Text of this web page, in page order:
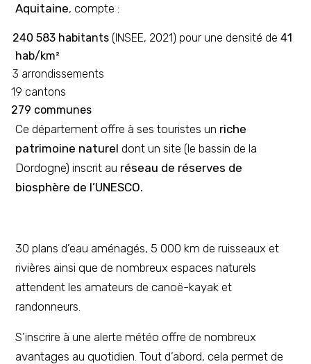
Aquitaine, compte :
240 583 habitants (INSEE, 2021) pour une densité de 41
hab/km²
3 arrondissements
19 cantons
279 communes
Ce département offre à ses touristes un riche
patrimoine naturel dont un site (le bassin de la
Dordogne) inscrit au réseau de réserves de
biosphère de l’UNESCO.
30 plans d’eau aménagés, 5 000 km de ruisseaux et
rivières ainsi que de nombreux espaces naturels
attendent les amateurs de canoë-kayak et
randonneurs.
S’inscrire à une alerte météo offre de nombreux
avantages au quotidien. Tout d’abord, cela permet de